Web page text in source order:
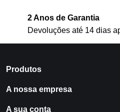
2 Anos de Garantia
Devoluções até 14 dias
Produtos
A nossa empresa
A sua conta